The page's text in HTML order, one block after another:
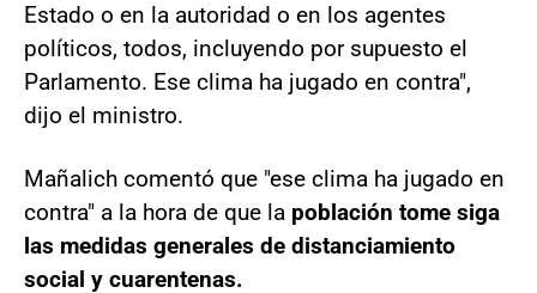
Estado o en la autoridad o en los agentes
políticos, todos, incluyendo por supuesto el
Parlamento. Ese clima ha jugado en contra",
dijo el ministro.
Mañalich comentó que "ese clima ha jugado en
contra" a la hora de que la población tome siga
las medidas generales de distanciamiento
social y cuarentenas.